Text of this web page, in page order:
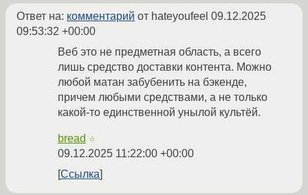
Ответ на: комментарий от hateyoufeel 09.12.2025
09:53:32 +00:00
Веб это не предметная область, а всего
лишь средство доставки контента. Можно
любой матан забубенить на бэкенде,
причем любыми средствами, а не только
какой-то единственной унылой культёй.
bread ☆
09.12.2025 11:22:00 +00:00
Ссылка